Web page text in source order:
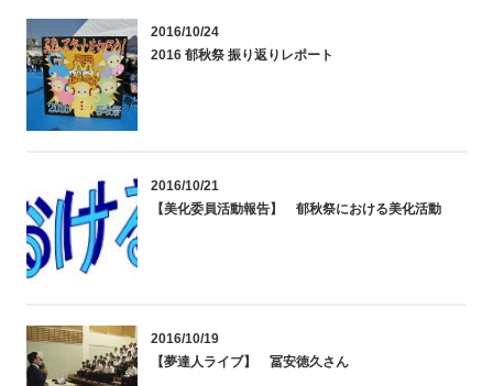
2016/10/24
2016 郁秋祭 振り返りレポート
2016/10/21
【美化委員活動報告】 郁秋祭における美化活動
2016/10/19
【夢達人ライブ】 冨安徳久さん